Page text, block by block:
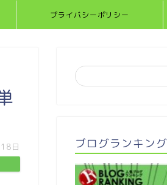
プライバシーポリシー
日 ブログランキング